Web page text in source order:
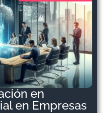
en
en Empresas